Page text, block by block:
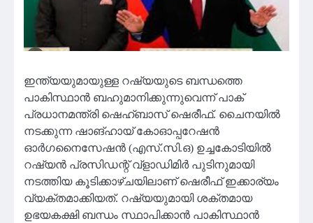
ഇന്ത്യയുമായുള്ള റഷ്യയുടെ ബന്ധത്തെ
പാകിസ്ഥാന്‍ ബഹുമാനിക്കുന്നുവെന്ന് പാക്
പ്രധാനമന്ത്രി ഷെഹ്ബാസ് ഷെരീഫ്. ചൈനയില്‍
നടക്കുന്ന ഷാങ്ഹായ് കോഓപ്പറേഷന്‍
ഓര്‍ഗനൈസേഷന്‍ (എസ്.സി.ഒ) ഉച്ചകോടിയില്‍
റഷ്യന്‍ പ്രസിഡന്റ് വ്‌ളാഡിമിര്‍ പുടിനുമായി
നടത്തിയ കൂടിക്കാഴ്ചയിലാണ് ഷെരീഫ് ഇക്കാര്യം
വ്യക്തമാക്കിയത്. റഷ്യയുമായി ശക്തമായ
ഉഭയകക്ഷി ബന്ധം സ്ഥാപിക്കാന്‍ പാകിസ്ഥാന്‍